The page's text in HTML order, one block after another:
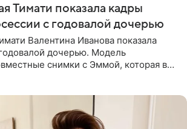
Тимати показала кадры
с годовалой дочерью
Валентина Иванова показала
дочерью. Модель
снимки с Эммой, которая в